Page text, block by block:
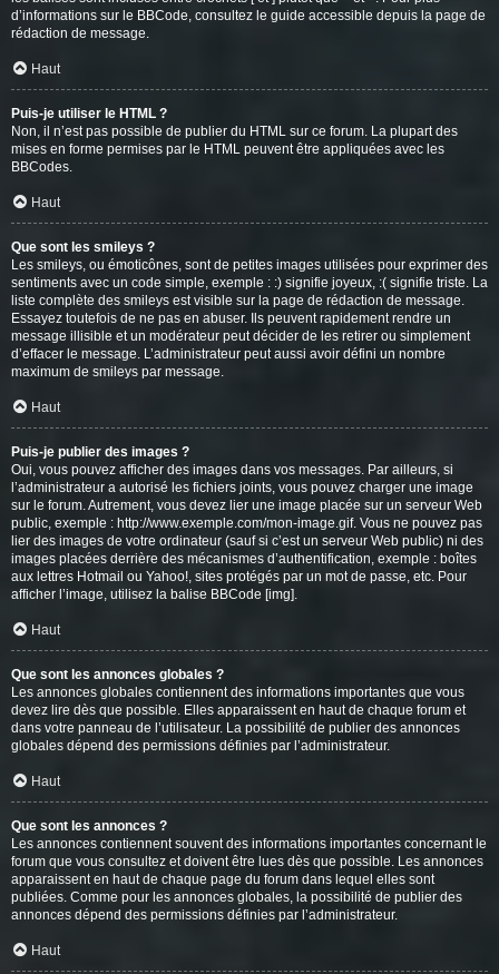
d’informations sur le BBCode, consultez le guide accessible depuis la page de
rédaction de message.
Haut
Puis-je utiliser le HTML ?
Non, il n’est pas possible de publier du HTML sur ce forum. La plupart des
mises en forme permises par le HTML peuvent être appliquées avec les
BBCodes.
Haut
Que sont les smileys ?
Les smileys, ou émoticônes, sont de petites images utilisées pour exprimer des
sentiments avec un code simple, exemple : :) signifie joyeux, :( signifie triste. La
liste complète des smileys est visible sur la page de rédaction de message.
Essayez toutefois de ne pas en abuser. Ils peuvent rapidement rendre un
message illisible et un modérateur peut décider de les retirer ou simplement
d’effacer le message. L’administrateur peut aussi avoir défini un nombre
maximum de smileys par message.
Haut
Puis-je publier des images ?
Oui, vous pouvez afficher des images dans vos messages. Par ailleurs, si
l’administrateur a autorisé les fichiers joints, vous pouvez charger une image
sur le forum. Autrement, vous devez lier une image placée sur un serveur Web
public, exemple : http://www.exemple.com/mon-image.gif. Vous ne pouvez pas
lier des images de votre ordinateur (sauf si c’est un serveur Web public) ni des
images placées derrière des mécanismes d’authentification, exemple : boîtes
aux lettres Hotmail ou Yahoo!, sites protégés par un mot de passe, etc. Pour
afficher l’image, utilisez la balise BBCode [img].
Haut
Que sont les annonces globales ?
Les annonces globales contiennent des informations importantes que vous
devez lire dès que possible. Elles apparaissent en haut de chaque forum et
dans votre panneau de l’utilisateur. La possibilité de publier des annonces
globales dépend des permissions définies par l’administrateur.
Haut
Que sont les annonces ?
Les annonces contiennent souvent des informations importantes concernant le
forum que vous consultez et doivent être lues dès que possible. Les annonces
apparaissent en haut de chaque page du forum dans lequel elles sont
publiées. Comme pour les annonces globales, la possibilité de publier des
annonces dépend des permissions définies par l’administrateur.
Haut